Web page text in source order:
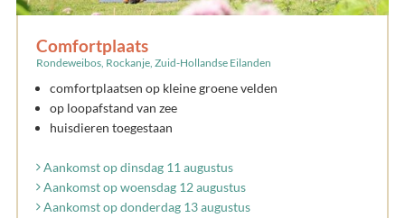
Comfortplaats
Rondeweibos, Rockanje, Zuid-Hollandse Eilanden
comfortplaatsen op kleine groene velden
op loopafstand van zee
huisdieren toegestaan
Aankomst op dinsdag 11 augustus
Aankomst op woensdag 12 augustus
Aankomst op donderdag 13 augustus